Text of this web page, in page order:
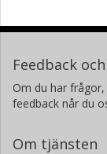
Feedback
Om du har
feedback når du
Om tjänsten